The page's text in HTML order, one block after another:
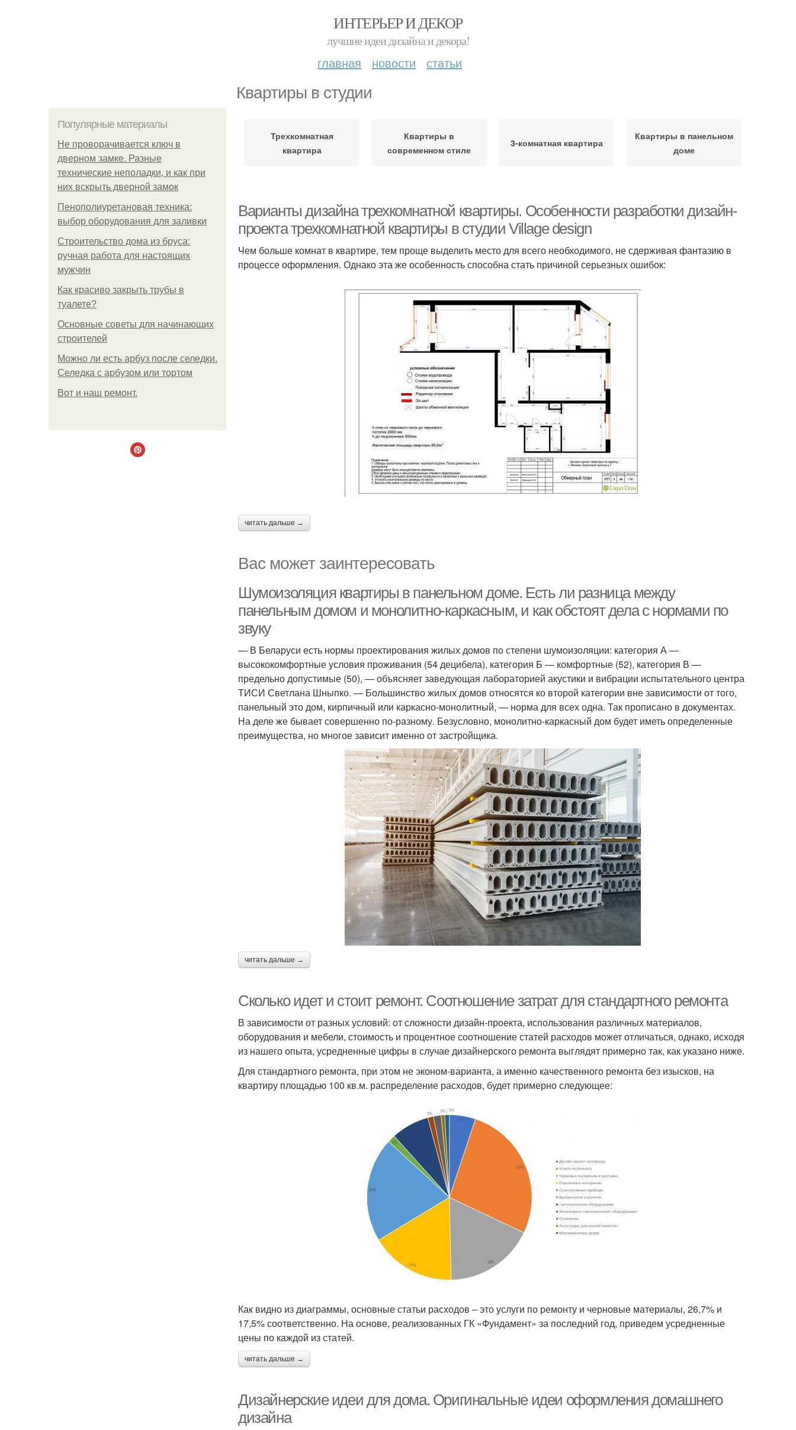
ИНТЕРЬЕР И ДЕКОР
лучшие идеи дизайна и декора!
главная новости статьи
Квартиры в студии
Популярные материалы
Не проворачивается ключ в
дверном замке. Разные
технические неполадки, и как при
них вскрыть дверной замок
Пенополиуретановая техника:
выбор оборудования для заливки
Строительство дома из бруса:
ручная работа для настоящих
мужчин
Как красиво закрыть трубы в
туалете?
Основные советы для начинающих
строителей
Можно ли есть арбуз после селедки.
Селедка с арбузом или тортом
Boт и наш ремoнт.
Трехкомнатная
квартира
Квартиры в
современном стиле
3-комнатная квартира
Квартиры в панельном
доме
Варианты дизайна трехкомнатной квартиры. Особенности разработки дизайн-
проекта трехкомнатной квартиры в студии Village design
Чем больше комнат в квартире, тем проще выделить место для всего необходимого, не сдерживая фантазию в
процессе оформления. Однако эта же особенность способна стать причиной серьезных ошибок:
читать дальше →
Вас может заинтересовать
Шумоизоляция квартиры в панельном доме. Есть ли разница между
панельным домом и монолитно-каркасным, и как обстоят дела с нормами по
звуку
— В Беларуси есть нормы проектирования жилых домов по степени шумоизоляции: категория А —
высококомфортные условия проживания (54 децибела), категория Б — комфортные (52), категория В —
предельно допустимые (50), — объясняет заведующая лабораторией акустики и вибрации испытательного центра
ТИСИ Светлана Шныпко. — Большинство жилых домов относятся ко второй категории вне зависимости от того,
панельный это дом, кирпичный или каркасно-монолитный, — норма для всех одна. Так прописано в документах.
На деле же бывает совершенно по-разному. Безусловно, монолитно-каркасный дом будет иметь определенные
преимущества, но многое зависит именно от застройщика.
читать дальше →
Сколько идет и стоит ремонт. Соотношение затрат для стандартного ремонта
В зависимости от разных условий: от сложности дизайн-проекта, использования различных материалов,
оборудования и мебели, стоимость и процентное соотношение статей расходов может отличаться, однако, исходя
из нашего опыта, усредненные цифры в случае дизайнерского ремонта выглядят примерно так, как указано ниже.
Для стандартного ремонта, при этом не эконом-варианта, а именно качественного ремонта без изысков, на
квартиру площадью 100 кв.м. распределение расходов, будет примерно следующее:
Как видно из диаграммы, основные статьи расходов – это услуги по ремонту и черновые материалы, 26,7% и
17,5% соответственно. На основе, реализованных ГК «Фундамент» за последний год, приведем усредненные
цены по каждой из статей.
читать дальше →
Дизайнерские идеи для дома. Оригинальные идеи оформления домашнего
дизайна